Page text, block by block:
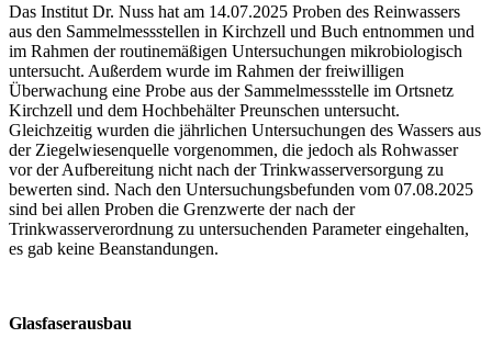
Das Institut Dr. Nuss hat am 14.07.2025 Proben des Reinwassers
aus den Sammelmessstellen in Kirchzell und Buch entnommen und
im Rahmen der routinemäßigen Untersuchungen mikrobiologisch
untersucht. Außerdem wurde im Rahmen der freiwilligen
Überwachung eine Probe aus der Sammelmessstelle im Ortsnetz
Kirchzell und dem Hochbehälter Preunschen untersucht.
Gleichzeitig wurden die jährlichen Untersuchungen des Wassers aus
der Ziegelwiesenquelle vorgenommen, die jedoch als Rohwasser
vor der Aufbereitung nicht nach der Trinkwasserversorgung zu
bewerten sind. Nach den Untersuchungsbefunden vom 07.08.2025
sind bei allen Proben die Grenzwerte der nach der
Trinkwasserverordnung zu untersuchenden Parameter eingehalten,
es gab keine Beanstandungen.
Glasfaserausbau